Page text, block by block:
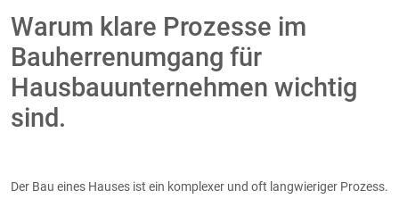
Warum klare Prozesse im
Bauherrenumgang für
Hausbauunternehmen wichtig
sind.
Der Bau eines Hauses ist ein komplexer und oft langwieriger Prozess.